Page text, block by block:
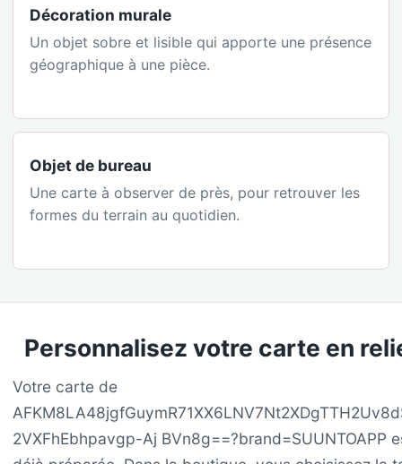
Décoration murale
Un objet sobre et lisible qui apporte une présence
géographique à une pièce.
Objet de bureau
Une carte à observer de près, pour retrouver les
formes du terrain au quotidien.
Personnalisez votre carte en
Votre carte de
2VXFhEbhpavgp-Aj BVn8g==?brand=SUUNTOAPP